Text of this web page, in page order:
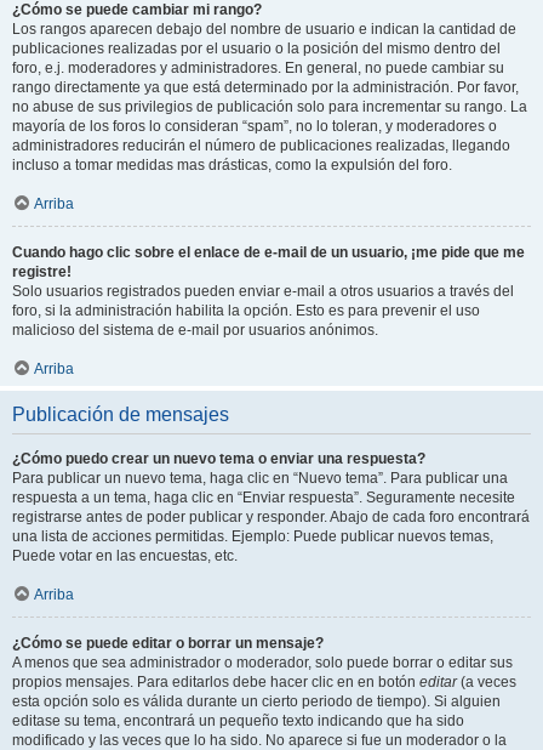
¿Cómo se puede cambiar mi rango?
Los rangos aparecen debajo del nombre de usuario e indican la cantidad de
publicaciones realizadas por el usuario o la posición del mismo dentro del
foro, e.j. moderadores y administradores. En general, no puede cambiar su
rango directamente ya que está determinado por la administración. Por favor,
no abuse de sus privilegios de publicación solo para incrementar su rango. La
mayoría de los foros lo consideran “spam”, no lo toleran, y moderadores o
administradores reducirán el número de publicaciones realizadas, llegando
incluso a tomar medidas mas drásticas, como la expulsión del foro.
Arriba
Cuando hago clic sobre el enlace de e-mail de un usuario, ¡me pide que me
registre!
Solo usuarios registrados pueden enviar e-mail a otros usuarios a través del
foro, si la administración habilita la opción. Esto es para prevenir el uso
malicioso del sistema de e-mail por usuarios anónimos.
Arriba
Publicación de mensajes
¿Cómo puedo crear un nuevo tema o enviar una respuesta?
Para publicar un nuevo tema, haga clic en “Nuevo tema”. Para publicar una
respuesta a un tema, haga clic en “Enviar respuesta”. Seguramente necesite
registrarse antes de poder publicar y responder. Abajo de cada foro encontrará
una lista de acciones permitidas. Ejemplo: Puede publicar nuevos temas,
Puede votar en las encuestas, etc.
Arriba
¿Cómo se puede editar o borrar un mensaje?
A menos que sea administrador o moderador, solo puede borrar o editar sus
propios mensajes. Para editarlos debe hacer clic en en botón editar(a veces
esta opción solo es válida durante un cierto periodo de tiempo). Si alguien
editase su tema, encontrará un pequeño texto indicando que ha sido
modificado y las veces que lo ha sido. No aparece si fue un moderador o la